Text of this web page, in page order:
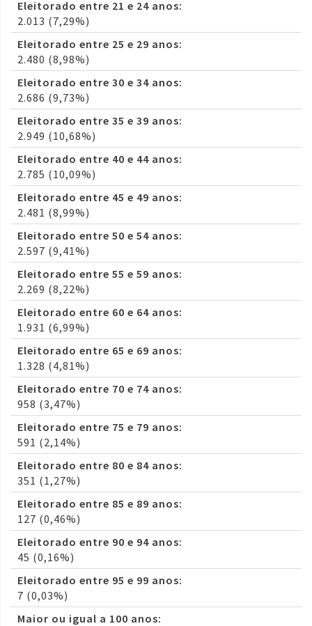
Eleitorado entre 21 e 24 anos:
2.013 (7,29%)
Eleitorado entre 25 e 29 anos:
2.480 (8,98%)
Eleitorado entre 30 e 34 anos:
2.686 (9,73%)
Eleitorado entre 35 e 39 anos:
2.949 (10,68%)
Eleitorado entre 40 e 44 anos:
2.785 (10,09%)
Eleitorado entre 45 e 49 anos:
2.481 (8,99%)
Eleitorado entre 50 e 54 anos:
2.597 (9,41%)
Eleitorado entre 55 e 59 anos:
2.269 (8,22%)
Eleitorado entre 60 e 64 anos:
1.931 (6,99%)
Eleitorado entre 65 e 69 anos:
1.328 (4,81%)
Eleitorado entre 70 e 74 anos:
958 (3,47%)
Eleitorado entre 75 e 79 anos:
591 (2,14%)
Eleitorado entre 80 e 84 anos:
351 (1,27%)
Eleitorado entre 85 e 89 anos:
127 (0,46%)
Eleitorado entre 90 e 94 anos:
45 (0,16%)
Eleitorado entre 95 e 99 anos:
7 (0,03%)
Maior ou igual a 100 anos: